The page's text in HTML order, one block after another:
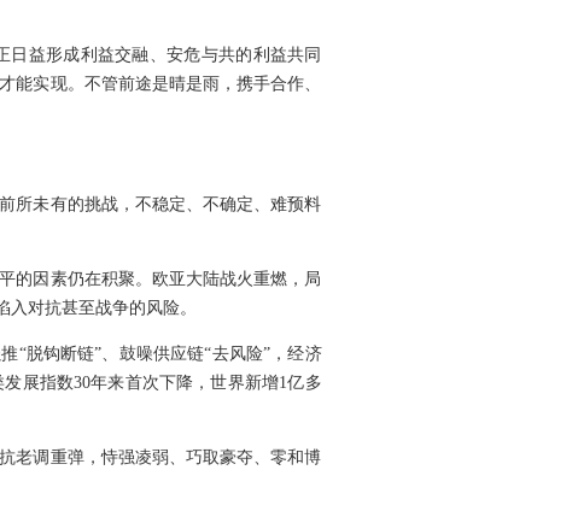
益形成利益交融、安危与共的利益共同
实现。不管前途是晴是雨，携手合作、
所未有的挑战，不稳定、不确定、难预料
的因素仍在积聚。欧亚大陆战火重燃，局
对抗甚至战争的风险。
“脱钩断链”、鼓噪供应链“去风险”，经济
展指数30年来首次下降，世界新增1亿多
老调重弹，恃强凌弱、巧取豪夺、零和博